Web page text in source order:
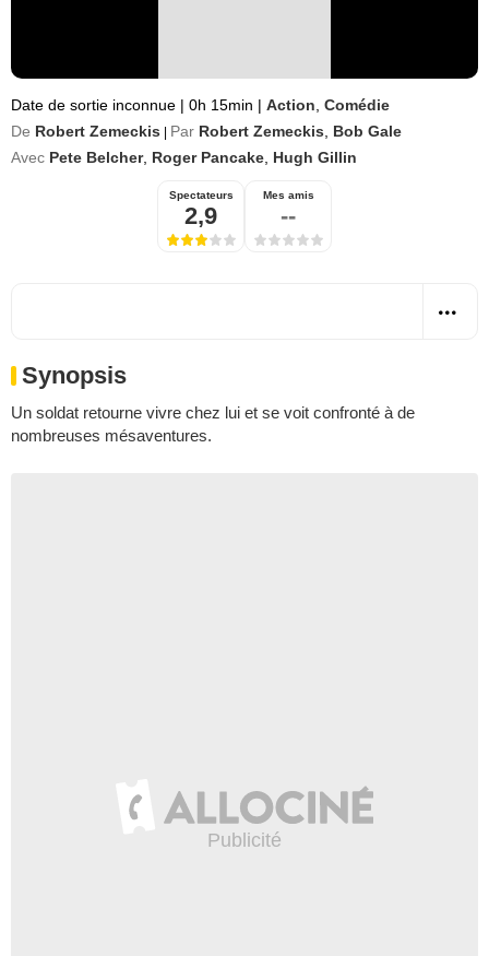
Date de sortie inconnue | 0h 15min | Action Comédie
De Robert Zemeckis Par Robert Zemeckis
Bob Gale
Avec Pete Belcher, Roger Pancake Hugh Gillin
Spectateurs
2,9
Mes amis
--
Synopsis
Un soldat retourne vivre chez lui et se voit confronté à de
nombreuses mésaventures.